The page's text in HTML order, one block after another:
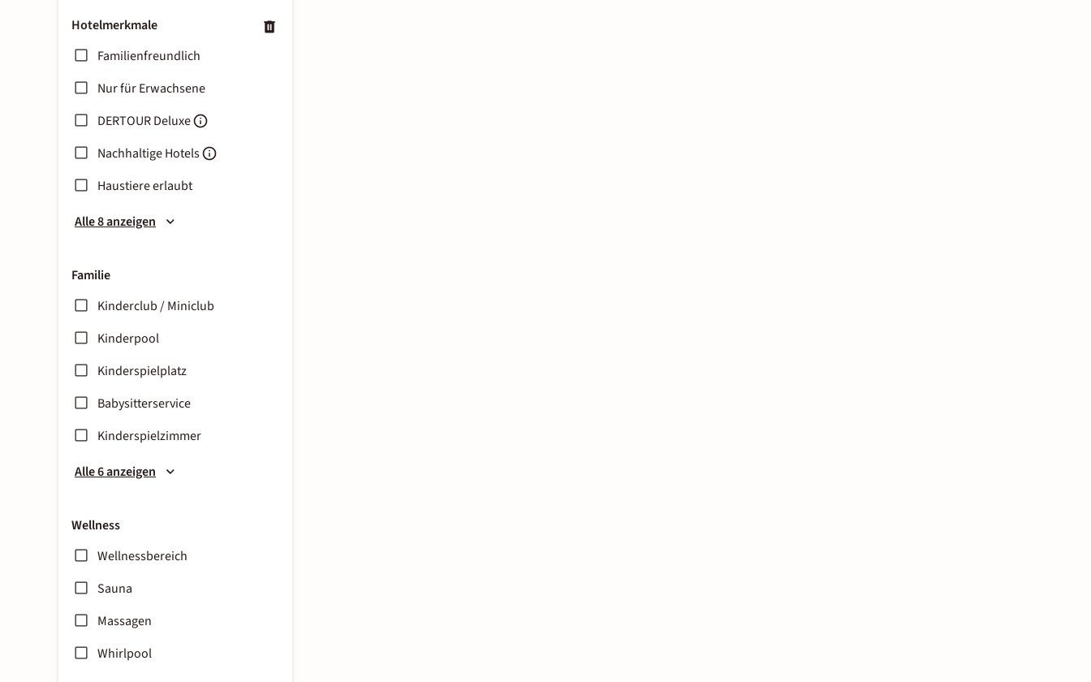
Hotelmerkmale
Familienfreundlich
Nur für Erwachsene
DERTOUR Deluxe
Nachhaltige Hotels
Haustiere erlaubt
Alle 8 anzeigen
Familie
Kinderclub / Miniclub
Kinderpool
Kinderspielplatz
Babysitterservice
Kinderspielzimmer
Alle 6 anzeigen
Wellness
Wellnessbereich
Sauna
Massagen
Whirlpool